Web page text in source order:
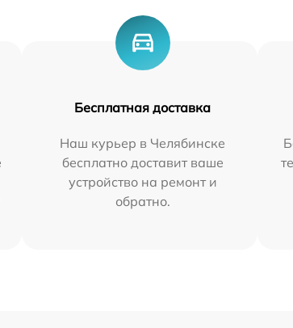
Бесплатная доставка
Наш курьер в Челябинске
бесплатно доставит ваше
устройство на ремонт и
обратно.